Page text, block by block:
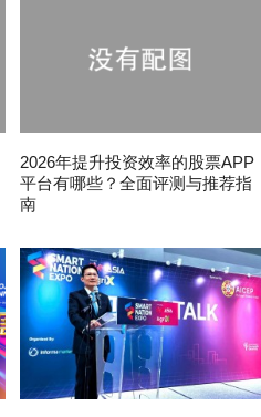
2026年提升投资效率的股票APP
平台有哪些？全面评测与推荐指
南